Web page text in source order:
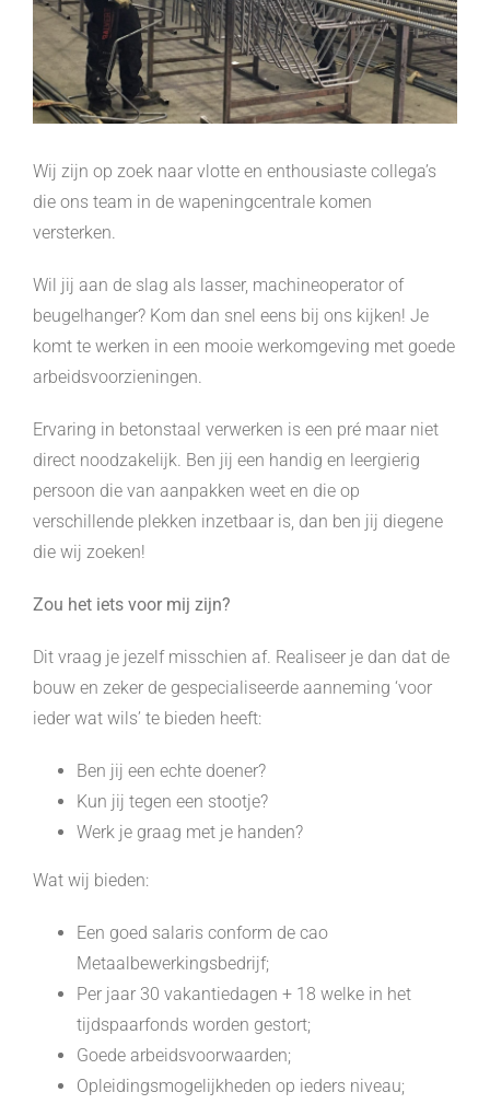
Wij zijn op zoek naar vlotte en enthousiaste collega’s
die ons team in de wapeningcentrale komen
versterken.
Wil jij aan de slag als lasser, machineoperator of
beugelhanger? Kom dan snel eens bij ons kijken! Je
komt te werken in een mooie werkomgeving met goede
arbeidsvoorzieningen.
Ervaring in betonstaal verwerken is een pré maar niet
direct noodzakelijk. Ben jij een handig en leergierig
persoon die van aanpakken weet en die op
verschillende plekken inzetbaar is, dan ben jij diegene
die wij zoeken!
Zou het iets voor mij zijn?
Dit vraag je jezelf misschien af. Realiseer je dan dat de
bouw en zeker de gespecialiseerde aanneming ‘voor
ieder wat wils’ te bieden heeft:
Ben jij een echte doener?
Kun jij tegen een stootje?
Werk je graag met je handen?
Wat wij bieden:
Een goed salaris conform de cao
Metaalbewerkingsbedrijf;
Per jaar 30 vakantiedagen + 18 welke in het
tijdspaarfonds worden gestort;
Goede arbeidsvoorwaarden;
Opleidingsmogelijkheden op ieders niveau;